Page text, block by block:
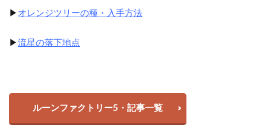
▶ オレンジツリーの種・入手方法
▶流星の落下地点
ルーンファクトリー5・記事一覧